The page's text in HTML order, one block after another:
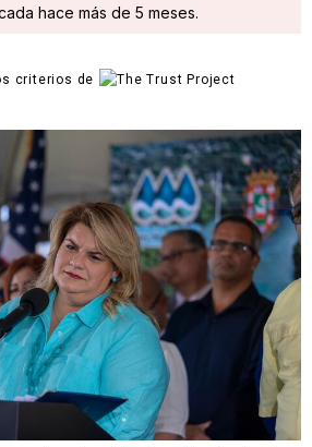
hace más de 5 meses.
criterios de